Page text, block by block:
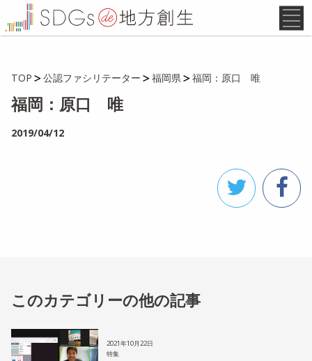
TOP 公認ファシリテーター 福岡県 福岡：原口 唯
福岡：原口 唯
2019/04/12
このカテゴリーの他の記事
2021年10月22日
特集